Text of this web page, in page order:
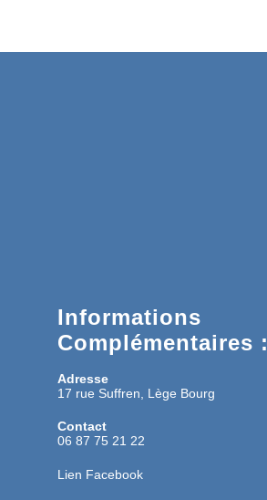
Informations
Complémentaires :
Adresse
17 rue Suffren, Lège Bourg
Contact
06 87 75 21 22
Lien Facebook